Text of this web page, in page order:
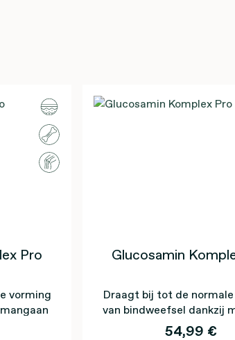
Pro
vorming
Glucosamin
Draagt bij tot de
van bindweefsel dankzij
54,99 €